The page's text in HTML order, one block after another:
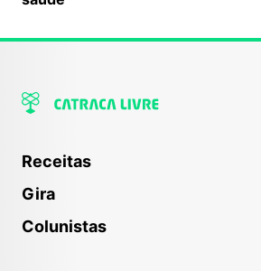
Receitas
Gira
Colunistas